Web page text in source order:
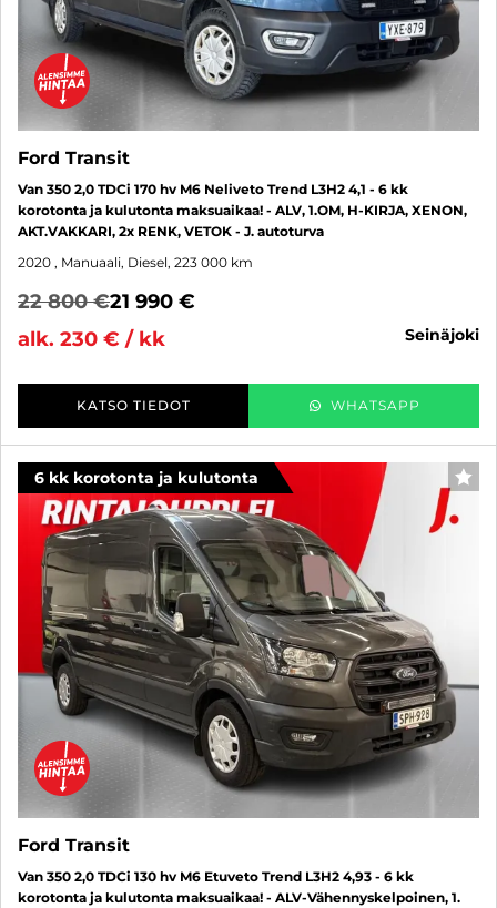
Ford Transit
Van 350 2,0 TDCi 170 hv M6 Neliveto Trend L3H2 4,1 - 6 kk
korotonta ja kulutonta maksuaikaa! - ALV, 1.OM, H-KIRJA, XENON,
AKT.VAKKARI, 2x RENK, VETOK - J. autoturva
2020 , Manuaali, Diesel, 223 000 km
22 800 €21 990 €
alk. 230 € / kk
seinäjoki
KATSO TIEDOT WHATSAPP
6 kk korotonta ja kulutonta
Ford Transit
Van 350 2,0 TDCi 130 hv M6 Etuveto Trend L3H2 4,93 - 6 kk
korotonta ja kulutonta maksuaikaa! - ALV-Vähennyskelpoinen, 1.